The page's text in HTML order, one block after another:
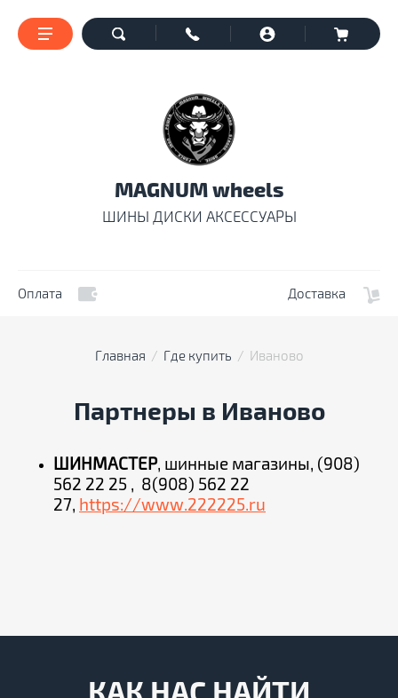
Оплата Доставка
MAGNUM wheels
ШИНЫ ДИСКИ АКСЕССУАРЫ
Главная
  /
Где купить
  /  Иваново
Партнеры в Иваново
ШИНМАСТЕР, шинные магазины, (908)
562 22 25 , 8(908) 562 22
27, https://www.222225.ru